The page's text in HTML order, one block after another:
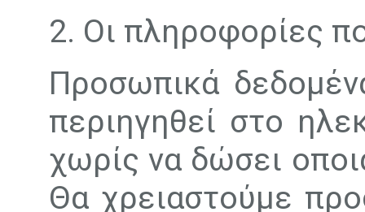
2. Οι πληροφορίες
Προσωπικά
περιηγηθεί στο
χωρίς να δώσει
Θα χρειαστούμε